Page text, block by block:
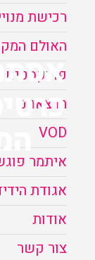
רכישת
האולם
פודקסטים
הרצאות
VOD
איתמר
אגודת
אודות
צור קשר